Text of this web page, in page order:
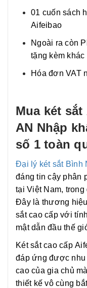
01 cuốn sách
Aifeibao
Ngoài ra còn
tặng kèm khác
Hóa đơn VAT
Mua két sắt
AN Nhập
số 1 toàn
Đại lý két sắt Bình
đáng tin cậy phân
tại Việt Nam, trong
Đây là thương
sắt cao cấp với
mật dẫn đầu thế
Két sắt cao cấp
đáp ứng được nhu
cao của gia chủ
thiết kế vô cùng